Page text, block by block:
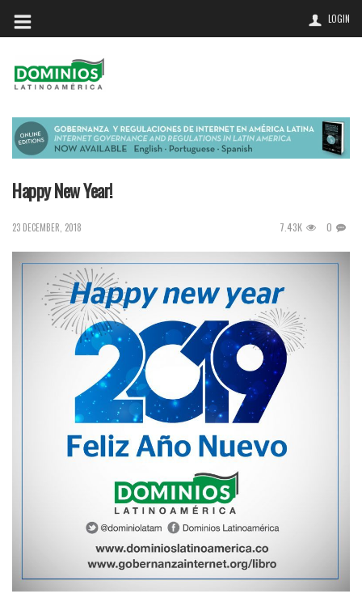
LOGIN
Happy New Year!
23 DECEMBER, 2018 7.43K 0